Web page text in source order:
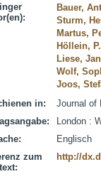
Bauer,
Sturm,
Martus,
Höllein, P.
Liese, Jan
Wolf,
Joos,
in:
Journal of
London :
Englisch
zum
http://